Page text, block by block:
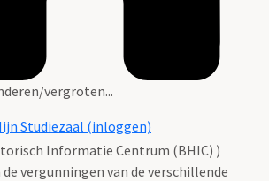
vergroten...
Studiezaal (inloggen)
Informatie Centrum (BHIC) )
vergunningen van de verschillende